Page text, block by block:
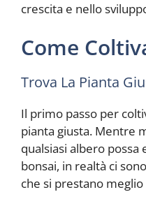
crescita e nello
Come
Trova La Pianta
Il primo passo per
pianta giusta. Mentre
qualsiasi albero
bonsai, in realtà ci
che si prestano